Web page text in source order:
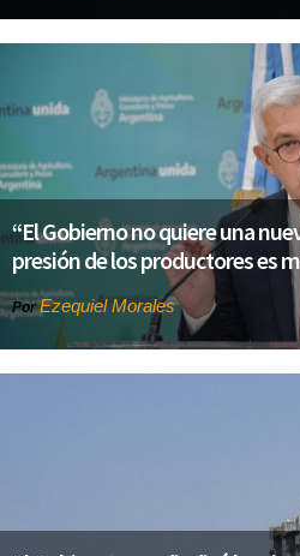
“El Gobierno no quiere una
presión de los productores es
PorEzequiel Morales